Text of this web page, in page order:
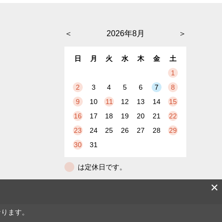
＜ ＞
2026年8月
日 月 火 水 木 金
土
1
2
3 4 5 6 7
8
9
10 11 12 13 14
15
16
17 18 19 20 21
22
23
24 25 26 27 28
29
30
31
は定休日です。
✕
ます。